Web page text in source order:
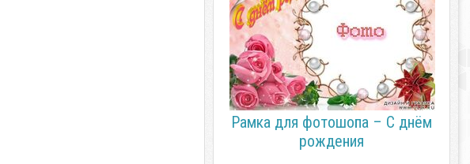
Рамка для фотошопа – С днём
рождения